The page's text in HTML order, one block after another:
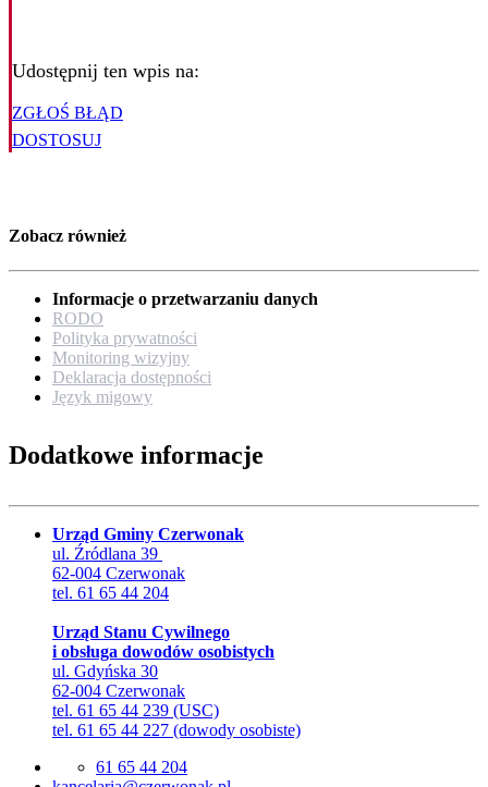
Udostępnij ten wpis na:
ZGŁOŚ BŁĄD
DOSTOSUJ
Zobacz również
Informacje o przetwarzaniu danych
RODO
Polityka prywatności
Monitoring wizyjny
Deklaracja dostępności
Język migowy
Dodatkowe informacje
Urząd Gminy Czerwonak
ul. Źródlana 39
62-004 Czerwonak
tel. 61 65 44 204
Urząd Stanu Cywilnego
i obsługa dowodów osobistych
ul. Gdyńska 30
62-004 Czerwonak
tel. 61 65 44 239 (USC)
tel. 61 65 44 227 (dowody osobiste)
61 65 44 204